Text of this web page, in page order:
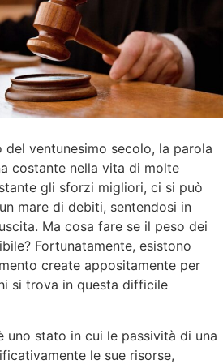
ventunesimo secolo, la parola
costante nella vita di molte
gli sforzi migliori, ci si può
mare di debiti, sentendosi in
Ma cosa fare se il peso dei
Fortunatamente, esistono
create appositamente per
si trova in questa difficile
uno stato in cui le passività di una
le sue risorse,